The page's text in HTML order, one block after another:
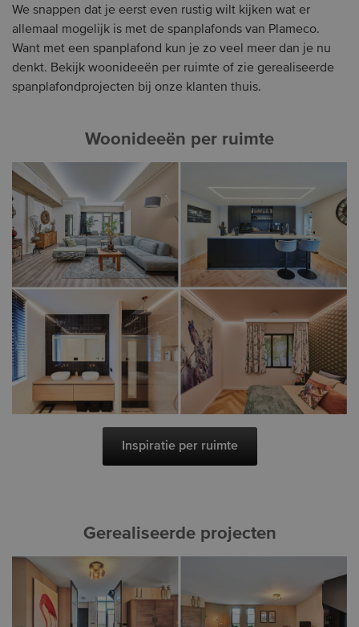
We snappen dat je eerst even rustig wilt kijken wat er
allemaal mogelijk is met de spanplafonds van Plameco.
Want met een spanplafond kun je zo veel meer dan je nu
denkt. Bekijk woonideeën per ruimte of zie gerealiseerde
spanplafondprojecten bij onze klanten thuis.
Woonideeën per ruimte
Inspiratie per ruimte
Gerealiseerde projecten